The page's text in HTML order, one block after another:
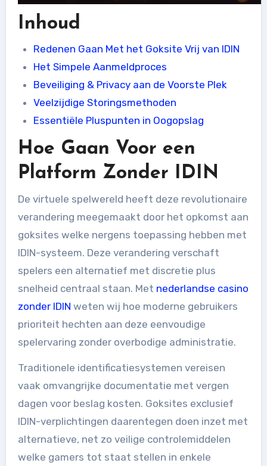
Inhoud
Redenen Gaan Met het Goksite Vrij van IDIN
Het Simpele Aanmeldproces
Beveiliging & Privacy aan de Voorste Plek
Veelzijdige Storingsmethoden
Essentiële Pluspunten in Oogopslag
Hoe Gaan Voor een
Platform Zonder IDIN
De virtuele spelwereld heeft deze revolutionaire
verandering meegemaakt door het opkomst aan
goksites welke nergens toepassing hebben met
IDIN-systeem. Deze verandering verschaft
spelers een alternatief met discretie plus
snelheid centraal staan. Met nederlandse casino
zonder IDIN weten wij hoe moderne gebruikers
prioriteit hechten aan deze eenvoudige
spelervaring zonder overbodige administratie.
Traditionele identificatiesystemen vereisen
vaak omvangrijke documentatie met vergen
dagen voor beslag kosten. Goksites exclusief
IDIN-verplichtingen daarentegen doen inzet met
alternatieve, net zo veilige controlemiddelen
welke gamers tot staat stellen in enkele